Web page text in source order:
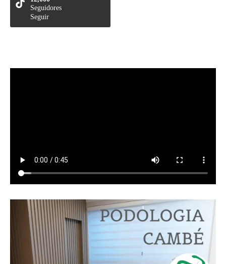
Seguidores
Seguir